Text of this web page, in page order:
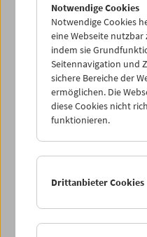
Notwendige Cookies
Notwendige Cookies
eine Webseite nutzbar
indem sie
Seitennavigation und
sichere Bereiche der
ermöglichen. Die
diese Cookies nicht
funktionieren.
Drittanbieter Cookies